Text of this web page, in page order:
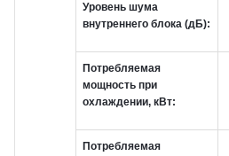
Уровень шума
внутреннего блока (дБ):
Потребляемая
мощность при
охлаждении, кВт:
Потребляемая